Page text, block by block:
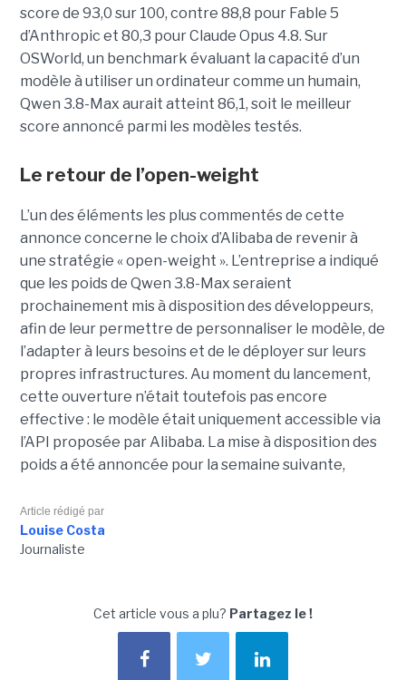
score de 93,0 sur 100, contre 88,8 pour Fable 5
d’Anthropic et 80,3 pour Claude Opus 4.8. Sur
OSWorld, un benchmark évaluant la capacité d’un
modèle à utiliser un ordinateur comme un humain,
Qwen 3.8-Max aurait atteint 86,1, soit le meilleur
score annoncé parmi les modèles testés.
Le retour de l’open-weight
L’un des éléments les plus commentés de cette
annonce concerne le choix d’Alibaba de revenir à
une stratégie « open-weight ». L’entreprise a indiqué
que les poids de Qwen 3.8-Max seraient
prochainement mis à disposition des développeurs,
afin de leur permettre de personnaliser le modèle, de
l’adapter à leurs besoins et de le déployer sur leurs
propres infrastructures. Au moment du lancement,
cette ouverture n’était toutefois pas encore
effective : le modèle était uniquement accessible via
l’API proposée par Alibaba. La mise à disposition des
poids a été annoncée pour la semaine suivante,
Article rédigé par
Louise Costa
Journaliste
Cet article vous a plu? Partagez le !